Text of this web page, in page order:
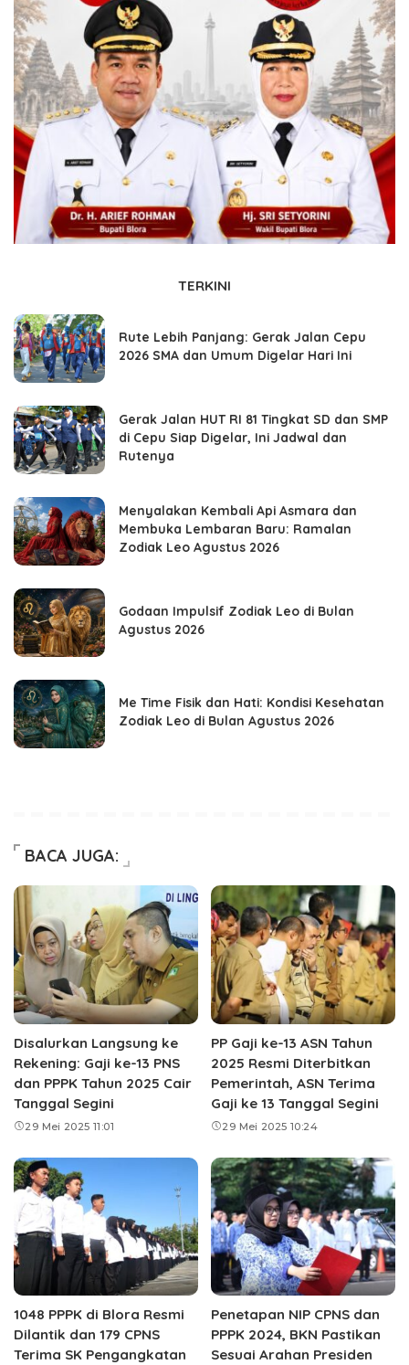
TERKINI
Rute Lebih Panjang: Gerak Jalan Cepu
2026 SMA dan Umum Digelar Hari Ini
Gerak Jalan HUT RI 81 Tingkat SD dan SMP
di Cepu Siap Digelar, Ini Jadwal dan
Rutenya
Menyalakan Kembali Api Asmara dan
Membuka Lembaran Baru: Ramalan
Zodiak Leo Agustus 2026
Godaan Impulsif Zodiak Leo di Bulan
Agustus 2026
Me Time Fisik dan Hati: Kondisi Kesehatan
Zodiak Leo di Bulan Agustus 2026
BACA JUGA:
Disalurkan Langsung ke
Rekening: Gaji ke-13 PNS
dan PPPK Tahun 2025 Cair
Tanggal Segini
29 Mei 2025 11:01
PP Gaji ke-13 ASN Tahun
2025 Resmi Diterbitkan
Pemerintah, ASN Terima
Gaji ke 13 Tanggal Segini
29 Mei 2025 10:24
1048 PPPK di Blora Resmi
Dilantik dan 179 CPNS
Terima SK Pengangkatan
Penetapan NIP CPNS dan
PPPK 2024, BKN Pastikan
Sesuai Arahan Presiden